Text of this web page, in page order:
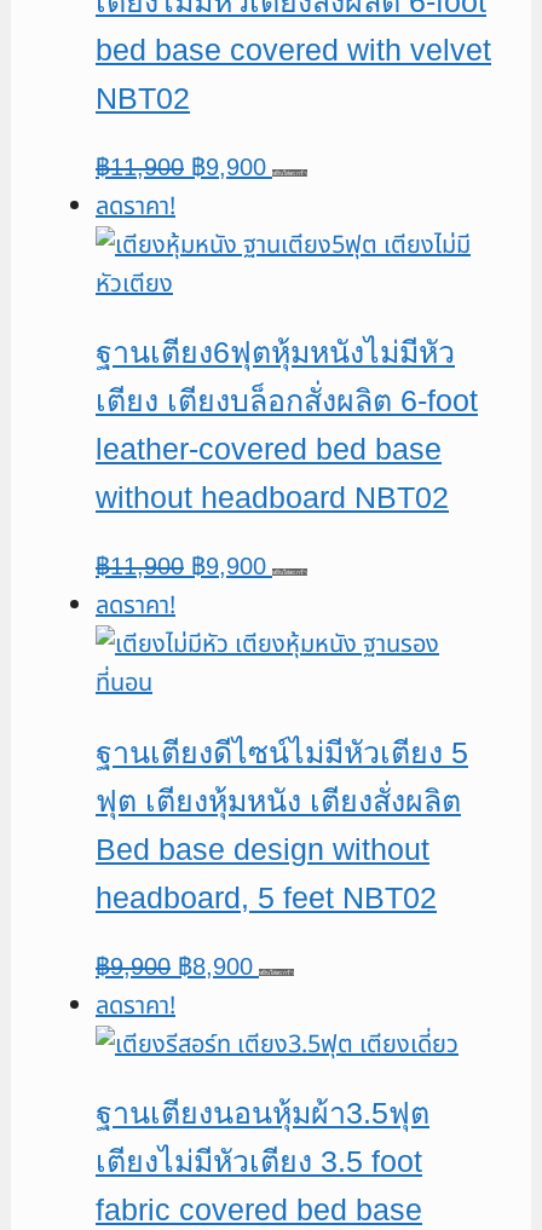
bed base covered with velvet
NBT02
฿11,900 Original
was:
฿9,900Current
is:
หยิบใส่ตะกร้า
ลดราคา!
ฐานเตียง6ฟุตหุ้มหนังไม่มีหัว
เตียง เตียงบล็อกสั่งผลิต 6-foot
leather-covered bed base
without headboard NBT02
฿11,900 Original
was:
฿9,900Current
is:
หยิบใส่ตะกร้า
ลดราคา!
ฐานเตียงดีไซน์ไม่มีหัวเตียง 5
ฟุต เตียงหุ้มหนัง เตียงสั่งผลิต
Bed base design without
headboard, 5 feet NBT02
฿9,900 Original
was:
฿8,900Current
is:
หยิบใส่ตะกร้า
ลดราคา!
ฐานเตียงนอนหุ้มผ้า3.5ฟุต
เตียงไม่มีหัวเตียง 3.5 foot
fabric covered bed base